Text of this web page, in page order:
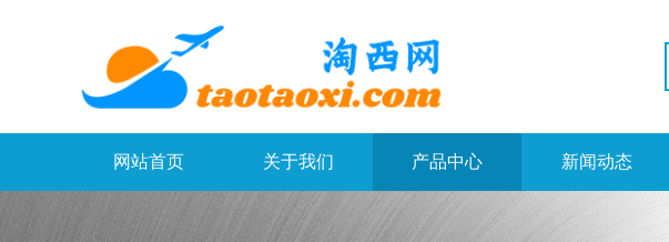
网站首页 关于我们 产品中心 新闻动态